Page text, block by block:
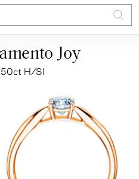
Joy
H/SI